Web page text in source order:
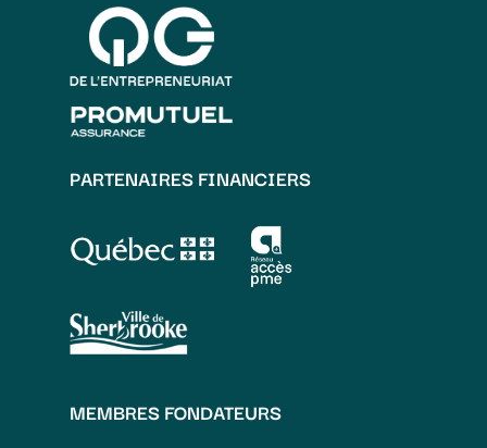
PARTENAIRES FINANCIERS
MEMBRES FONDATEURS